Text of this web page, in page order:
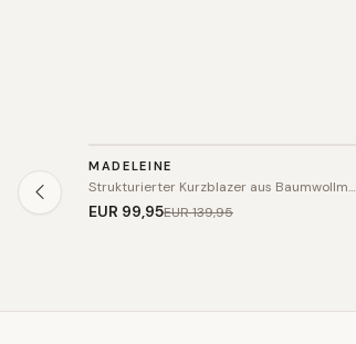
SALE
MADELEINE
Strukturierter Kurzblazer aus Baumwollm…
EUR 99,95EUR 139,95